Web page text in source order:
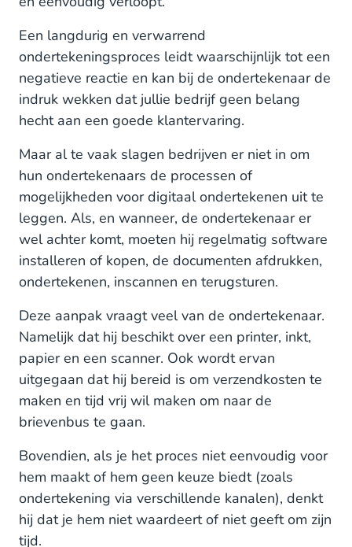
Een langdurig en verwarrend
ondertekeningsproces leidt waarschijnlijk tot een
negatieve reactie en kan bij de ondertekenaar de
indruk wekken dat jullie bedrijf geen belang
hecht aan een goede klantervaring.
Maar al te vaak slagen bedrijven er niet in om
hun ondertekenaars de processen of
mogelijkheden voor digitaal ondertekenen uit te
leggen. Als, en wanneer, de ondertekenaar er
wel achter komt, moeten hij regelmatig software
installeren of kopen, de documenten afdrukken,
ondertekenen, inscannen en terugsturen.
Deze aanpak vraagt veel van de ondertekenaar.
Namelijk dat hij beschikt over een printer, inkt,
papier en een scanner. Ook wordt ervan
uitgegaan dat hij bereid is om verzendkosten te
maken en tijd vrij wil maken om naar de
brievenbus te gaan.
Bovendien, als je het proces niet eenvoudig voor
hem maakt of hem geen keuze biedt (zoals
ondertekening via verschillende kanalen), denkt
hij dat je hem niet waardeert of niet geeft om zijn
tijd.